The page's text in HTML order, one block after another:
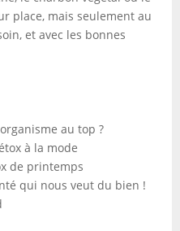
place, mais seulement au
et avec les bonnes
au top ?
à la mode
de printemps
qui nous veut du bien !